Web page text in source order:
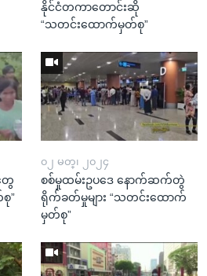
နိုင်ငံတကာတောင်းဆို
“သတင်းထောက်မှတ်စု”
ေ
”
၀၂ မတ္၊ ၂၀၂၄
စစ်မှုထမ်းဥပဒေ နောက်ဆက်တွဲ
ရိုက်ခတ်မှုများ “သတင်းထောက်
မှတ်စု”